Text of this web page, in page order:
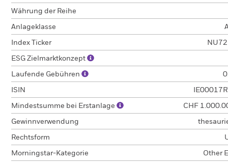
Währung der Reihe
Anlageklasse
Index Ticker
ESG Zielmarktkonzept
Laufende Gebühren
ISIN
Mindestsumme bei Erstanlage CHF
Gewinnverwendung
Rechtsform
Morningstar-Kategorie Other